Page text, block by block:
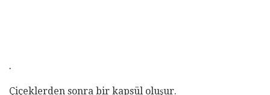
.
Çiçeklerden sonra bir kapsül oluşur.